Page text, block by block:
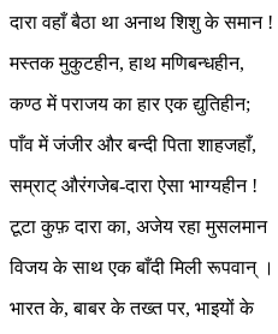
दारा वहाँ बैठा था अनाथ शिशु के समान !
मस्तक मुकुटहीन, हाथ मणिबन्धहीन,
कण्ठ में पराजय का हार एक द्युतिहीन;
पाँव में जंजीर और बन्दी पिता शाहजहाँ,
सम्राट् औरंगजेब-दारा ऐसा भाग्यहीन !
टूटा कुफ़ दारा का, अजेय रहा मुसलमान
विजय के साथ एक बाँदी मिली रूपवान् ।
भारत के, बाबर के तख्त पर, भाइयों के